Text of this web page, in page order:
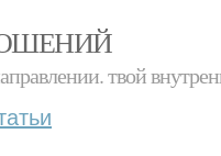
твой